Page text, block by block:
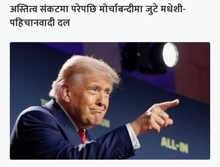
अस्तित्व संकटमा परेपछि मोर्चाबन्दीमा जुटे मधेशी-
पहिचानवादी दल